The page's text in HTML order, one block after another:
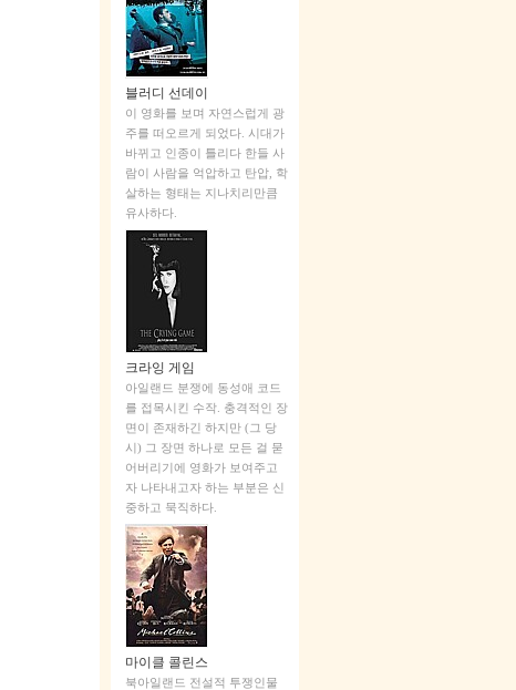
블러디 선데이
이 영화를 보며 자연스럽게 광
주를 떠오르게 되었다. 시대가
바뀌고 인종이 틀리다 한들 사
람이 사람을 억압하고 탄압, 학
살하는 형태는 지나치리만큼
유사하다.
크라잉 게임
아일랜드 분쟁에 동성애 코드
를 접목시킨 수작. 충격적인 장
면이 존재하긴 하지만 (그 당
시) 그 장면 하나로 모든 걸 묻
어버리기에 영화가 보여주고
자 나타내고자 하는 부분은 신
중하고 묵직하다.
마이클 콜린스
북아일랜드 전설적 투쟁인물